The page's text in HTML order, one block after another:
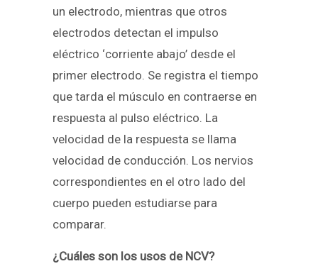
un electrodo, mientras que otros
electrodos detectan el impulso
eléctrico ‘corriente abajo’ desde el
primer electrodo. Se registra el tiempo
que tarda el músculo en contraerse en
respuesta al pulso eléctrico. La
velocidad de la respuesta se llama
velocidad de conducción. Los nervios
correspondientes en el otro lado del
cuerpo pueden estudiarse para
comparar.
¿Cuáles son los usos de NCV?